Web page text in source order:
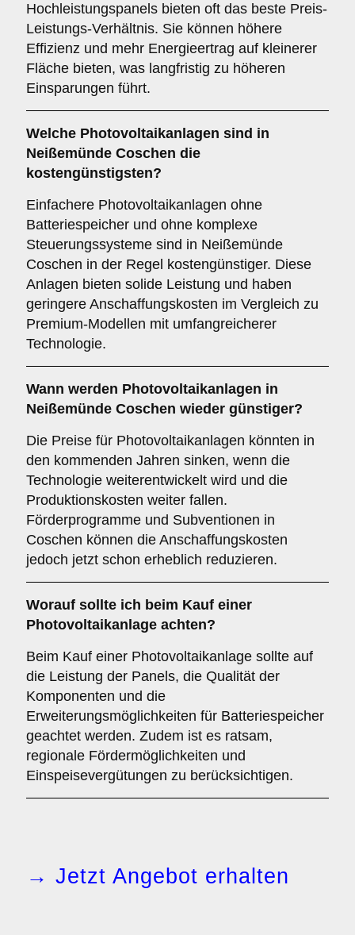
Hochleistungspanels bieten oft das beste Preis-
Leistungs-Verhältnis. Sie können höhere
Effizienz und mehr Energieertrag auf kleinerer
Fläche bieten, was langfristig zu höheren
Einsparungen führt.
Welche Photovoltaikanlagen sind in
Neißemünde Coschen die
kostengünstigsten?
Einfachere Photovoltaikanlagen ohne
Batteriespeicher und ohne komplexe
Steuerungssysteme sind in Neißemünde
Coschen in der Regel kostengünstiger. Diese
Anlagen bieten solide Leistung und haben
geringere Anschaffungskosten im Vergleich zu
Premium-Modellen mit umfangreicherer
Technologie.
Wann werden Photovoltaikanlagen in
Neißemünde Coschen wieder günstiger?
Die Preise für Photovoltaikanlagen könnten in
den kommenden Jahren sinken, wenn die
Technologie weiterentwickelt wird und die
Produktionskosten weiter fallen.
Förderprogramme und Subventionen in
Coschen können die Anschaffungskosten
jedoch jetzt schon erheblich reduzieren.
Worauf sollte ich beim Kauf einer
Photovoltaikanlage achten?
Beim Kauf einer Photovoltaikanlage sollte auf
die Leistung der Panels, die Qualität der
Komponenten und die
Erweiterungsmöglichkeiten für Batteriespeicher
geachtet werden. Zudem ist es ratsam,
regionale Fördermöglichkeiten und
Einspeisevergütungen zu berücksichtigen.
→ Jetzt Angebot erhalten